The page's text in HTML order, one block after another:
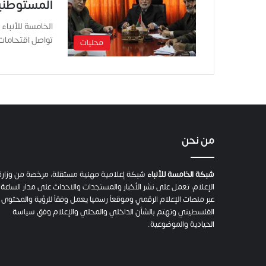
محليات
الخامسة
تواصل
من نحن
شبكة الخامسة للأنباء شبكة إعلامية مهنية مستقلة، مرخصة من
الإعلام، تعمل على نشر الأخبار والمستجدات والاحداث على مدار الساعة
عبر منصات الإعلام الرقمي وموقعاً رسميا يعمل وفقاً للرؤية والمحتوى
الفلسطيني وتهتم بالشأن الداخلي والمحلي والإعلام وفق سياسة
الحيادية والموضوعية.